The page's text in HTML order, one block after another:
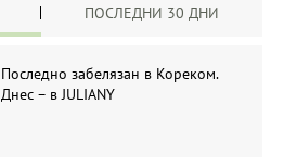
ПОСЛЕДНИ 30 ДНИ
Последно забелязан в Кореком.
Днес – в JULIANY